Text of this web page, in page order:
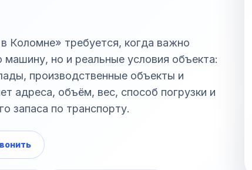
Коломне» требуется, когда важно
машину, но и реальные условия объекта:
производственные объекты и
адреса, объём, вес, способ погрузки и
запаса по транспорту.